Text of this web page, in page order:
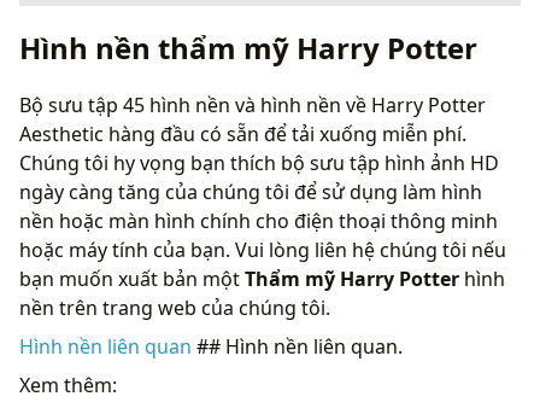
Hình nền thẩm mỹ Harry Potter
Bộ sưu tập 45 hình nền và hình nền về Harry Potter
Aesthetic hàng đầu có sẵn để tải xuống miễn phí.
Chúng tôi hy vọng bạn thích bộ sưu tập hình ảnh HD
ngày càng tăng của chúng tôi để sử dụng làm hình
nền hoặc màn hình chính cho điện thoại thông minh
hoặc máy tính của bạn. Vui lòng liên hệ chúng tôi nếu
bạn muốn xuất bản mộtThẩm mỹ Harry Potter hình
nền trên trang web của chúng tôi.
Hình nền liên quan ## Hình nền liên quan.
Xem thêm: